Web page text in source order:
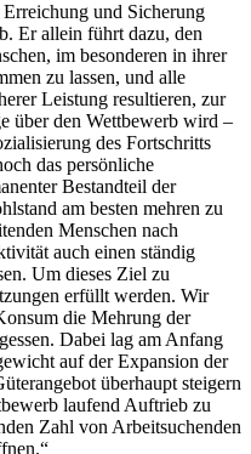
und Sicherung
Er allein führt dazu, den
im besonderen in ihrer
zu lassen, und alle
Leistung resultieren, zur
über den Wettbewerb wird –
des Fortschritts
das persönliche
Bestandteil der
am besten mehren zu
Menschen nach
auch einen ständig
Um dieses Ziel zu
erfüllt werden. Wir
die Mehrung der
Dabei lag am Anfang
auf der Expansion der
überhaupt steigern
laufend Auftrieb zu
Zahl von Arbeitsuchenden